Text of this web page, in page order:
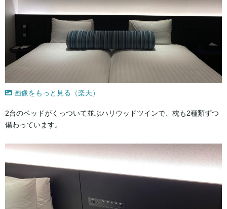
画像をもっと見る（楽天）
2台のベッドがくっついて並ぶハリウッドツインで、枕も2種類ずつ
備わっています。